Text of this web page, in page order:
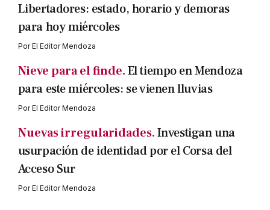
Libertadores: estado, horario y demoras
para hoy miércoles
PorEl Editor Mendoza
Nieve para el finde.El tiempo en Mendoza
para este miércoles: se vienen lluvias
PorEl Editor Mendoza
Nuevas irregularidades.Investigan una
usurpación de identidad por el Corsa del
Acceso Sur
PorEl Editor Mendoza